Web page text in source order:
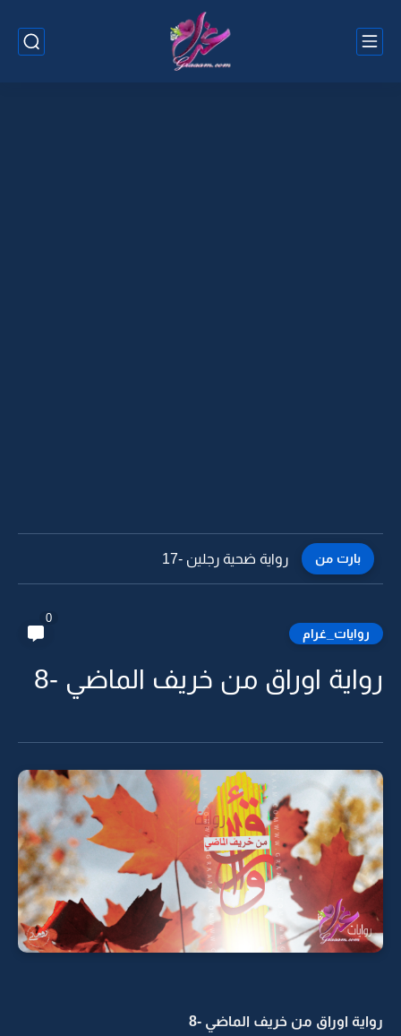
بارت من رواية ضحية رجلين -16
روايات_غرام
0
رواية اوراق من خريف الماضي -8
رواية اوراق من خريف الماضي -8